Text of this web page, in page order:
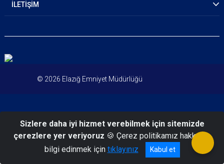
İLETİŞİM
© 2026 Elazığ Emniyet Müdürlüğü
Sizlere daha iyi hizmet verebilmek için sitemizde
çerezlere yer veriyoruz 🍪 Çerez politikamız hakkında
bilgi edinmek için tıklayınız Kabul et